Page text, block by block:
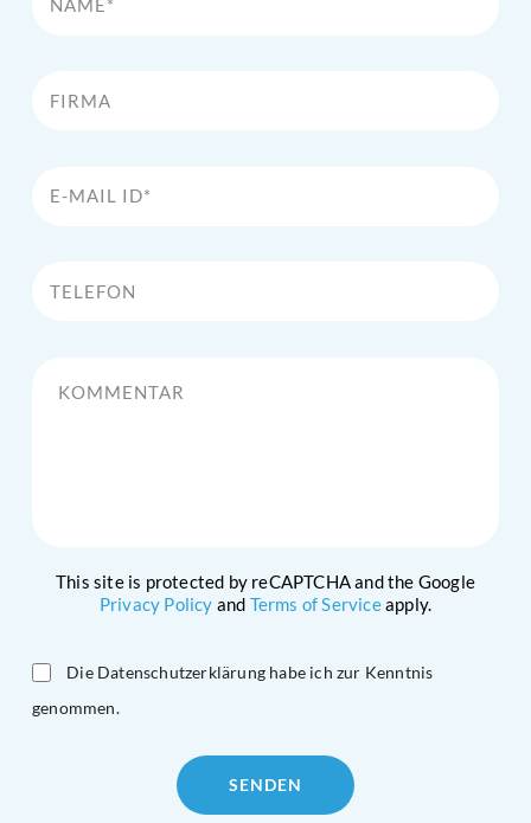
This site is protected by reCAPTCHA and the Google
Privacy Policy and Terms of Serviceapply.
Die Datenschutzerklärung habe ich zur Kenntnis
genommen.